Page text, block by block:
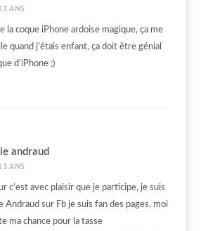
ANS
la coque iPhone ardoise magique, ça me
quand j’étais enfant, ça doit être génial
d’iPhone ;)
andraud
ANS
c’est avec plaisir que je participe, je suis
Andraud sur Fb je suis fan des pages, moi
ma chance pour la tasse